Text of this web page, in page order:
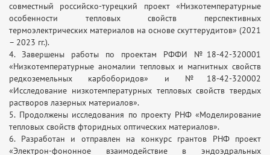
совместный российско-турецкий проект «Низкотемпературные
особенности тепловых свойств перспективных
термоэлектрических материалов на основе скуттерудитов» (2021
– 2023 гг.).
4. Завершены работы по проектам РФФИ №18-42-320001
«Низкотемпературные аномалии тепловых и магнитных свойств
редкоземельных карбоборидов» и №18-42-320002
«Исследование низкотемпературных тепловых свойств твердых
растворов лазерных материалов».
5. Продолжены исследования по проекту РНФ «Моделирование
тепловых свойств фторидных оптических материалов».
6. Разработан и отправлен на конкурс грантов РНФ проект
«Электрон-фононное взаимодействие в эндоэдральных